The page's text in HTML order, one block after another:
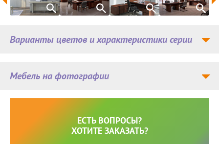
Мебель на фотографии
Варианты цветов и характеристики серии
ЕСТЬ ВОПРОСЫ?
ХОТИТЕ ЗАКАЗАТЬ?